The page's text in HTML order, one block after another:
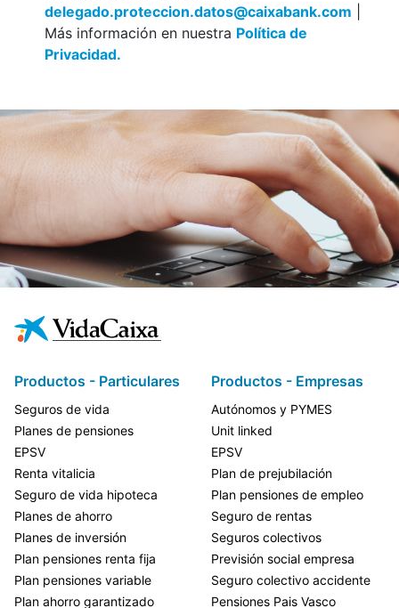
delegado.proteccion.datos@caixabank.com
Más información en nuestra Política de
Privacidad.
Productos - Particulares
Seguros de vida
Planes de pensiones
EPSV
Renta vitalicia
Seguro de vida hipoteca
Planes de ahorro
Planes de inversión
Plan pensiones renta fija
Plan pensiones variable
Plan ahorro garantizado
Productos - Empresas
Autónomos y PYMES
Unit linked
EPSV
Plan de prejubilación
Plan pensiones de empleo
Seguro de rentas
Seguros colectivos
Previsión social empresa
Seguro colectivo accidente
Pensiones Pais Vasco